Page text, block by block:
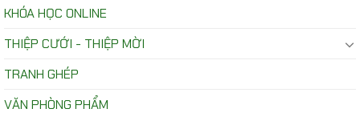
KHÓA HỌC ONLINE
THIỆP CƯỚI - THIỆP MỜI
TRANH GHÉP
VĂN PHÒNG PHẨM